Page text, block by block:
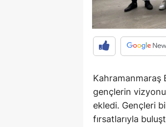
Kahramanmaraş
gençlerin
ekledi. Gençleri
fırsatlarıyla